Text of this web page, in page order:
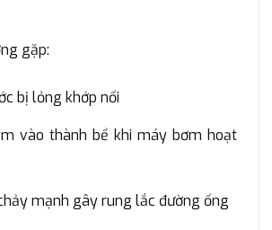
gặp:
bị lỏng khớp nối
vào thành bể khi máy bơm hoạt
mạnh gây rung lắc đường ống